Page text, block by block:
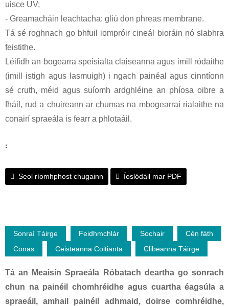
uisce UV;
- Greamacháin leachtacha: gliú don phreas membrane.
Tá sé roghnach go bhfuil iompróir cineál bioráin nó slabhra
feistithe.
Léifidh an bogearra speisialta claiseanna agus imill ródaithe
(imill istigh agus lasmuigh) i ngach painéal agus cinntíonn
sé cruth, méid agus suíomh ardghléine an phíosa oibre a
fháil, rud a chuireann ar chumas na mbogearraí rialaithe na
conairí spraeála is fearr a phlotaáil.
:
Seol ríomhphost chugainn Íoslódáil mar PDF
Sonraí Táirge Feidhmchlár Sochair
Cén fáth
Conas
Ceisteanna Coitianta Clibeanna Táirge
Tá an Meaisín Spraeála Róbatach deartha go sonrach
chun na painéil chomhréidhe agus cuartha éagsúla a
spraeáil, amhail painéil adhmaid, doirse comhréidhe,